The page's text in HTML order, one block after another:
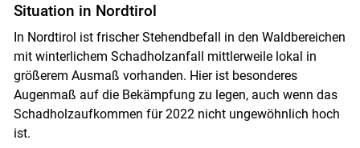
Situation in Nordtirol
In Nordtirol ist frischer Stehendbefall in den Waldbereichen
mit winterlichem Schadholzanfall mittlerweile lokal in
größerem Ausmaß vorhanden. Hier ist besonderes
Augenmaß auf die Bekämpfung zu legen, auch wenn das
Schadholzaufkommen für 2022 nicht ungewöhnlich hoch
ist.